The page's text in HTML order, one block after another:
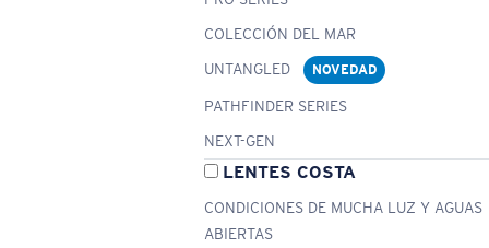
COLECCIÓN DEL MAR
UNTANGLED
NOVEDAD
PATHFINDER SERIES
NEXT-GEN
LENTES COSTA
CONDICIONES DE MUCHA LUZ Y AGUAS
ABIERTAS